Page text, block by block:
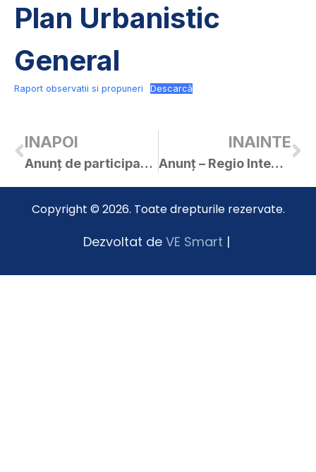
Plan Urbanistic
General
Raport observatii si propuneri Descarcă
INAPOI
Anunț de participare – finanțări nerambursabile
INAINTE
Anunț – Regio Integral SA
Copyright © 2026. Toate drepturile rezervate.
Dezvoltat de VE Smart |